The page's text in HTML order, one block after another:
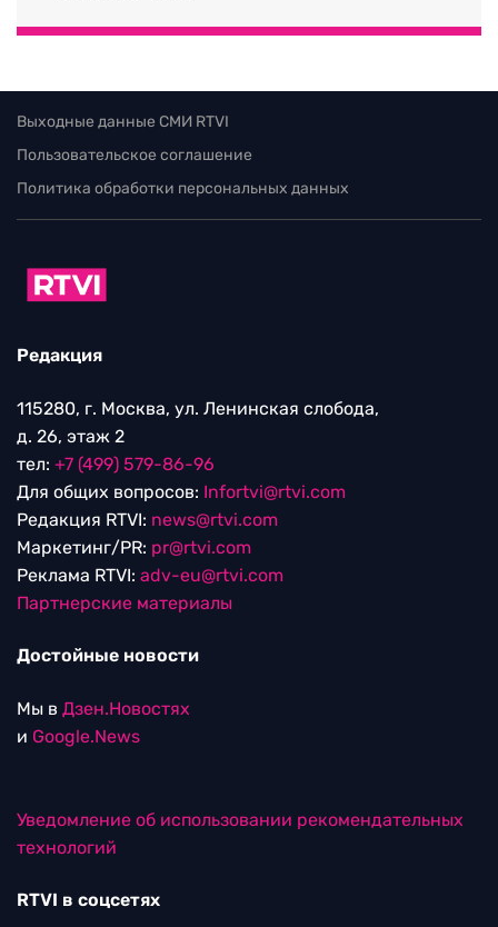
Выходные данные СМИ RTVI
Пользовательское соглашение
Политика обработки персональных данных
Редакция
115280, г. Москва, ул. Ленинская слобода,
д. 26, этаж 2
тел: +7 (499) 579-86-96
Для общих вопросов: Infortvi@rtvi.com
Редакция RTVI: news@rtvi.com
Маркетинг/PR: pr@rtvi.com
Реклама RTVI: adv-eu@rtvi.com
Партнерские материалы
Достойные новости
Мы в Дзен.Новостях
и Google.News
Уведомление об использовании рекомендательных
технологий
RTVI в соцсетях